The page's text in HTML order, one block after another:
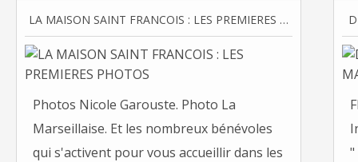
LA MAISON SAINT FRANCOIS : LES PREMIERES PHOTOS
Photos Nicole Garouste. Photo La
Marseillaise. Et les nombreux bénévoles
qui s'activent pour vous accueillir dans les
"